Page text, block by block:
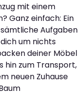
mit einem
Ganz einfach: Ein
Aufgaben
um nichts
deiner Möbel
hin zum Transport,
neuen Zuhause